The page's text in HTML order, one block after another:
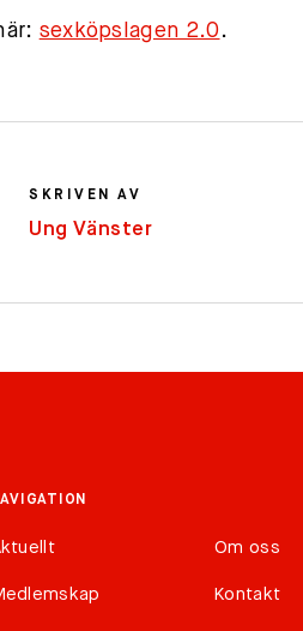
sexköpslagen 2.0.
SKRIVEN AV
Ung Vänster
Om oss
Kontakt